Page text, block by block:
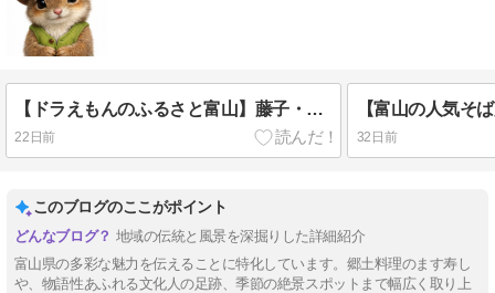
【ドラえもんのふるさと富山】藤子・F・不二雄ゆかりの観光スポットと高岡名所
22日前 32日前
このブログのここがポイント
地域の伝統と風景を深掘りした詳細紹介
富山県の多彩な魅力を伝えることに特化しています。郷土料理のます寿し
や、物語性あふれる文化人の足跡、季節の絶景スポットまで幅広く取り上